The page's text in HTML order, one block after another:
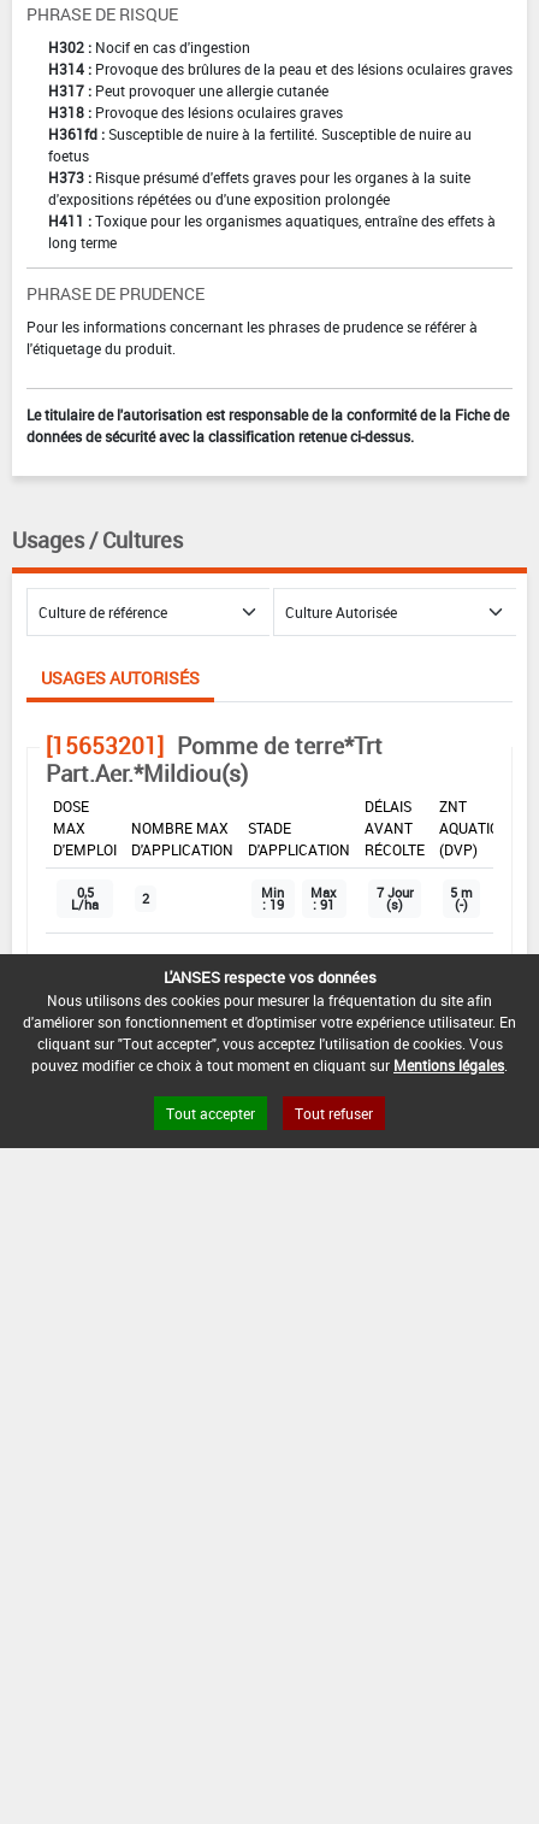
PHRASE DE RISQUE
H302 : Nocif en cas d'ingestion
H314 : Provoque des brûlures de la peau et des lésions oculaires graves
H317 : Peut provoquer une allergie cutanée
H318 : Provoque des lésions oculaires graves
H361fd :Susceptible de nuire à la fertilité. Susceptible de nuire au
foetus
H373 : Risque présumé d'effets graves pour les organes à la suite
d'expositions répétées ou d'une exposition prolongée
H411 :Toxique pour les organismes aquatiques, entraîne des effets à
long terme
PHRASE DE PRUDENCE
Pour les informations concernant les phrases de prudence se référer à
l'étiquetage du produit.
Le titulaire de l'autorisation est responsable de la conformité de la Fiche de
données de sécurité avec la classification retenue ci-dessus.
Usages / Cultures
USAGES AUTORISÉS
[15653201] Pomme de terre*Trt
Part.Aer.*Mildiou(s)
DOSE
MAX
D'EMPLOI
NOMBRE MAX
D'APPLICATION
STADE
D'APPLICATION
DÉLAIS
AVANT
RÉCOLTE
ZNT
AQUATIQUE
(DVP)
0,5
L/ha 2 Min
: 19
Max
: 91
7 Jour
(s)
5 m
(-)
INTERVALLE MINIMUM ENTRE APPLICATIONS :
3 Jour(s)
DISTANCE DE SÉCURITÉ RIVERAIN ET PERSONNES
PRÉSENTES :
Se référer à la catégorie « RIVERAINS » dans la
rubrique « conditions d'emploi générales » ci-dessus.
En l'absence de distance de sécurité riverains fixée
L'ANSES respecte vos données
Nous utilisons des cookies pour mesurer la fréquentation du site afin
d'améliorer son fonctionnement et d'optimiser votre expérience utilisateur. En
cliquant sur "Tout accepter", vous acceptez l'utilisation de cookies. Vous
pouvez modifier ce choix à tout moment en cliquant sur Mentions légales
Tout accepter Tout refuser